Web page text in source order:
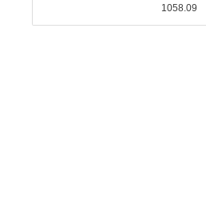
1058.09